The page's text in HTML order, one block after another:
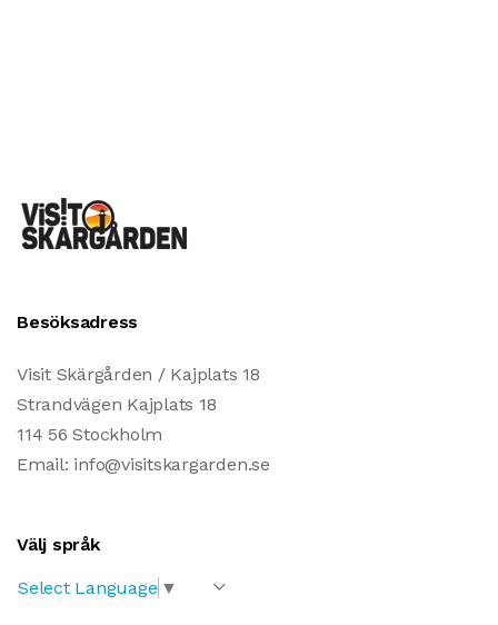
Besöksadress
Visit Skärgården / Kajplats 18
Strandvägen Kajplats 18
114 56 Stockholm
Email: info@visitskargarden.se
Välj språk
Select Language ▼